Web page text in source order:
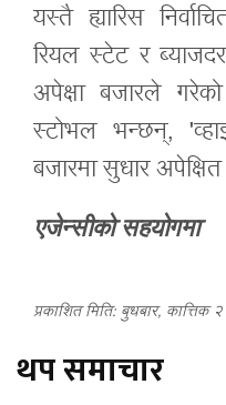
यस्तै ह्यारिस
रियल स्टेट र
अपेक्षा बजारले
स्टोभल भन्छन्,
बजारमा सुधार
एजेन्सीको सहयोगमा
प्रकाशित मिति: बुधबार,
थप समाचार